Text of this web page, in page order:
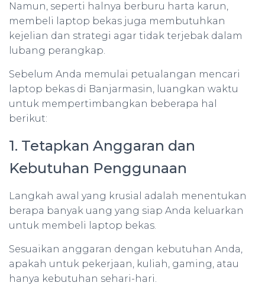
Namun, seperti halnya berburu harta karun,
membeli laptop bekas juga membutuhkan
kejelian dan strategi agar tidak terjebak dalam
lubang perangkap.
Sebelum Anda memulai petualangan mencari
laptop bekas di Banjarmasin, luangkan waktu
untuk mempertimbangkan beberapa hal
berikut:
1. Tetapkan Anggaran dan
Kebutuhan Penggunaan
Langkah awal yang krusial adalah menentukan
berapa banyak uang yang siap Anda keluarkan
untuk membeli laptop bekas.
Sesuaikan anggaran dengan kebutuhan Anda,
apakah untuk pekerjaan, kuliah, gaming, atau
hanya kebutuhan sehari-hari.